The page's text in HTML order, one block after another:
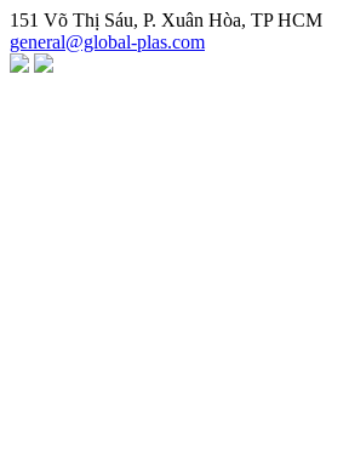
Chuyển
đến
nội
151 Võ Thị Sáu, P. Xuân Hòa, TP HCM
general@global-plas.com